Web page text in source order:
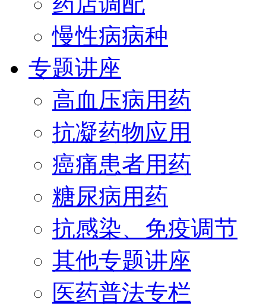
慢性病病种
专题讲座
高血压病用药
抗凝药物应用
癌痛患者用药
糖尿病用药
抗感染、免疫调节
其他专题讲座
医药普法专栏